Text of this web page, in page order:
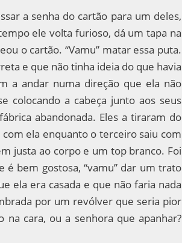
a senha do cartão para um deles,
ele volta furioso, dá um tapa na
o cartão. “Vamu” matar essa puta.
e que não tinha ideia do que havia
a andar numa direção que ela não
colocando a cabeça junto aos seus
abandonada. Eles a tiraram do
ela enquanto o terceiro saiu com
justa ao corpo e um top branco. Foi
é bem gostosa, “vamu” dar um trato
ela era casada e que não faria nada
por um revólver que seria pior
cara, ou a senhora que apanhar?